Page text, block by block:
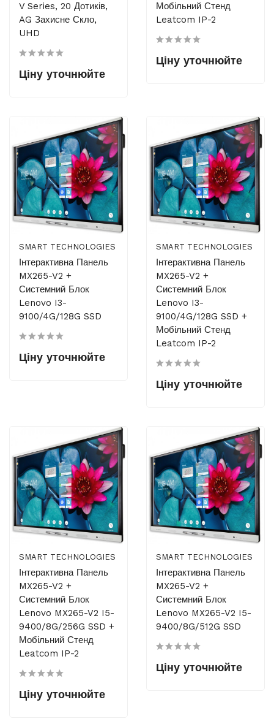
V Series, 20 Дотиків,
AG Захисне Скло,
UHD
Ціну уточнюйте
Мобільний Стенд
Leatcom IP-2
Ціну уточнюйте
SMART TECHNOLOGIES
Інтерактивна Панель
MX265-V2 +
Системний Блок
Lenovo I3-
9100/4G/128G SSD
Ціну уточнюйте
SMART TECHNOLOGIES
Інтерактивна Панель
MX265-V2 +
Системний Блок
Lenovo I3-
9100/4G/128G SSD +
Мобільний Стенд
Leatcom IP-2
Ціну уточнюйте
SMART TECHNOLOGIES
Інтерактивна Панель
MX265-V2 +
Системний Блок
Lenovo MX265-V2 I5-
9400/8G/256G SSD +
Мобільний Стенд
Leatcom IP-2
Ціну уточнюйте
SMART TECHNOLOGIES
Інтерактивна Панель
MX265-V2 +
Системний Блок
Lenovo MX265-V2 I5-
9400/8G/512G SSD
Ціну уточнюйте